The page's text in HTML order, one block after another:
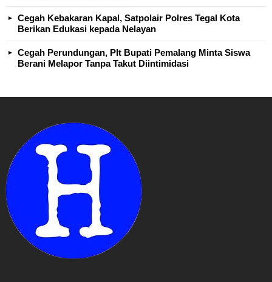
Cegah Kebakaran Kapal, Satpolair Polres Tegal Kota
Berikan Edukasi kepada Nelayan
Cegah Perundungan, Plt Bupati Pemalang Minta Siswa
Berani Melapor Tanpa Takut Diintimidasi